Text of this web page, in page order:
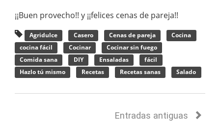
¡¡Buen provecho!! y ¡¡felices cenas de pareja!!
Agridulce Casero Cenas de pareja
Cocina
cocina fácil
Cocinar
Cocinar sin fuego
Comida sana
DIY Ensaladas
fácil
Hazlo tú mismo
Recetas Recetas sanas Salado
Entradas antiguas